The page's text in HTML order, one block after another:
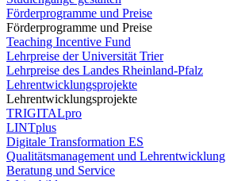
Förderprogramme und Preise
Förderprogramme und Preise
Teaching Incentive Fund
Lehrpreise der Universität Trier
Lehrpreise des Landes Rheinland-Pfalz
Lehrentwicklungsprojekte
Lehrentwicklungsprojekte
TRIGITALpro
LINTplus
Digitale Transformation ES
Qualitätsmanagement und Lehrentwicklung
Beratung und Service